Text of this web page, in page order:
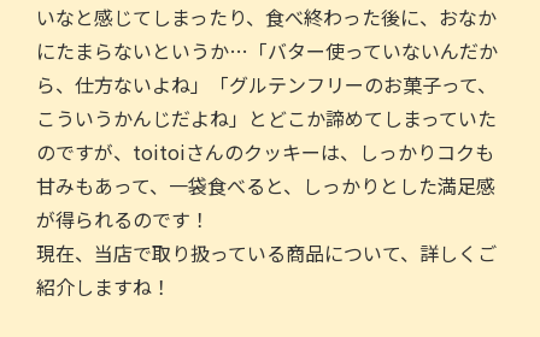
いなと感じてしまったり、食べ終わった後に、おなか
にたまらないというか…「バター使っていないんだか
ら、仕方ないよね」「グルテンフリーのお菓子って、
こういうかんじだよね」とどこか諦めてしまっていた
のですが、toitoiさんのクッキーは、しっかりコクも
甘みもあって、一袋食べると、しっかりとした満足感
が得られるのです！
現在、当店で取り扱っている商品について、詳しくご
紹介しますね！